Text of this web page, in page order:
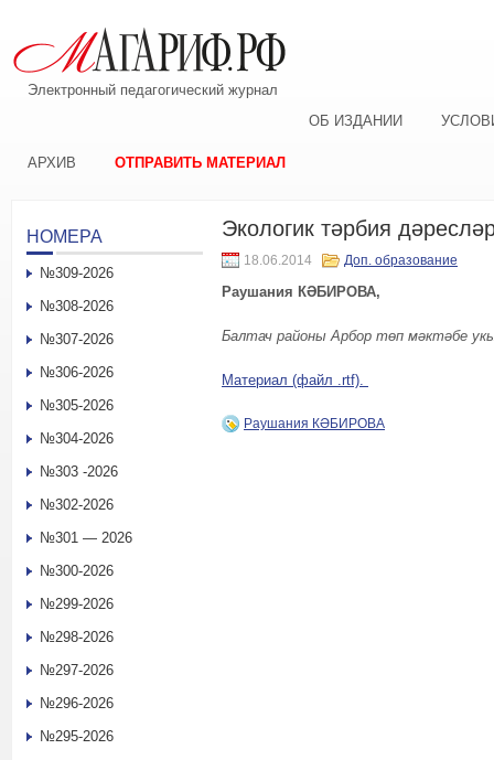
Электронный педагогический журнал
ОБ ИЗДАНИИ
АРХИВ ОТПРАВИТЬ МАТЕРИАЛ
Экологик тәрбия
18.06.2014 Доп. образование
Раушания КӘБИРОВА,
Балтач районы Арбор төп мәктәбе
Материал (файл .rtf).
Раушания КӘБИРОВА
НОМЕРА
№309-2026
№308-2026
№307-2026
№306-2026
№305-2026
№304-2026
№303 -2026
№302-2026
№301 — 2026
№300-2026
№299-2026
№298-2026
№297-2026
№296-2026
№295-2026